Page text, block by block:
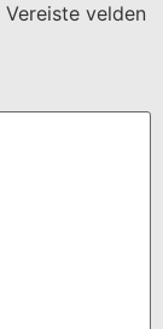
Vereiste velden